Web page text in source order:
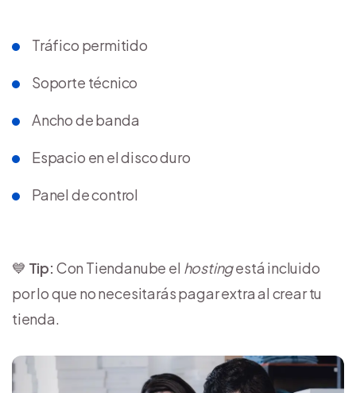
Tráfico permitido
Soporte técnico
Ancho de banda
Espacio en el disco duro
Panel de control
💙 Tip: Con Tiendanube el hostingestá incluido
por lo que no necesitarás pagar extra al crear tu
tienda.